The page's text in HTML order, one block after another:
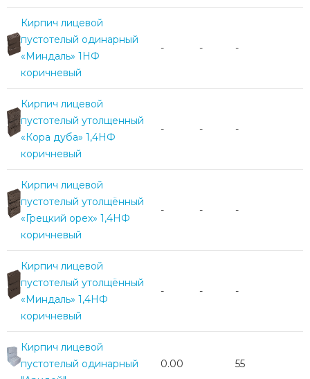
Кирпич лицевой
пустотелый одинарный
«Миндаль» 1НФ
коричневый
- - -
Кирпич лицевой
пустотелый утолщенный
«Кора дуба» 1,4НФ
коричневый
- - -
Кирпич лицевой
пустотелый утолщённый
«Грецкий орех» 1,4НФ
коричневый
- - -
Кирпич лицевой
пустотелый утолщённый
«Миндаль» 1,4НФ
коричневый
- - -
Кирпич лицевой
пустотелый одинарный
0.00 55